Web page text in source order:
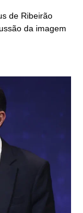
de Ribeirão
da imagem